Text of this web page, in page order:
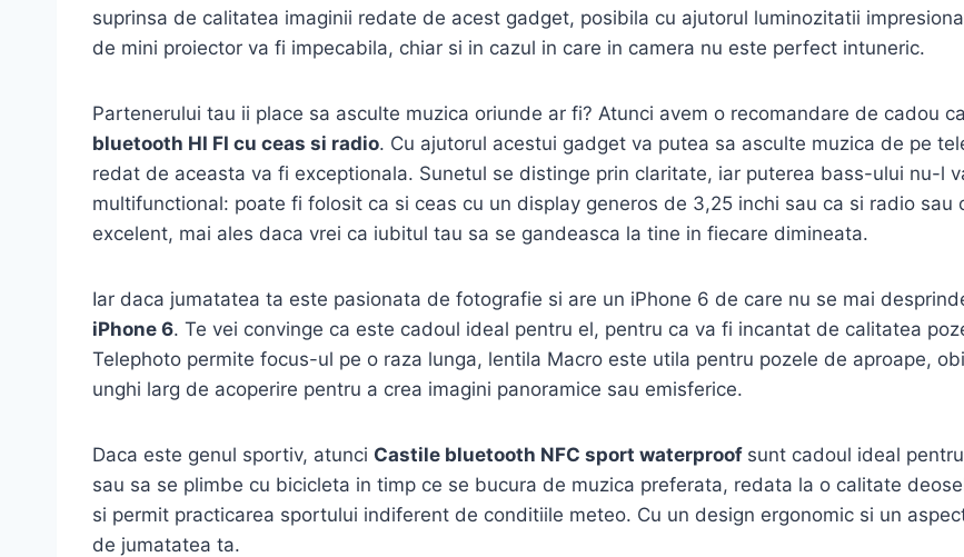
suprinsa de calitatea imaginii redate de acest gadget, posibila cu ajutorul luminozitatii
de mini proiector va fi impecabila, chiar si in cazul in care in camera nu este perfect intuneric.
Partenerului tau ii place sa asculte muzica oriunde ar fi? Atunci avem o recomandare de cadou
bluetooth HI FI cu ceas si radio. Cu ajutorul acestui gadget va putea sa asculte muzica de pe
redat de aceasta va fi exceptionala. Sunetul se distinge prin claritate, iar puterea bass-ului nu-l
multifunctional: poate fi folosit ca si ceas cu un display generos de 3,25 inchi sau ca si radio
excelent, mai ales daca vrei ca iubitul tau sa se gandeasca la tine in fiecare dimineata.
Iar daca jumatatea ta este pasionata de fotografie si are un iPhone 6 de care nu se mai
iPhone 6. Te vei convinge ca este cadoul ideal pentru el, pentru ca va fi incantat de calitatea
Telephoto permite focus-ul pe o raza lunga, lentila Macro este utila pentru pozele de aproape,
unghi larg de acoperire pentru a crea imagini panoramice sau emisferice.
Daca este genul sportiv, atunci Castile bluetooth NFC sport waterproof sunt cadoul ideal
sau sa se plimbe cu bicicleta in timp ce se bucura de muzica preferata, redata la o calitate
si permit practicarea sportului indiferent de conditiile meteo. Cu un design ergonomic si un
de jumatatea ta.